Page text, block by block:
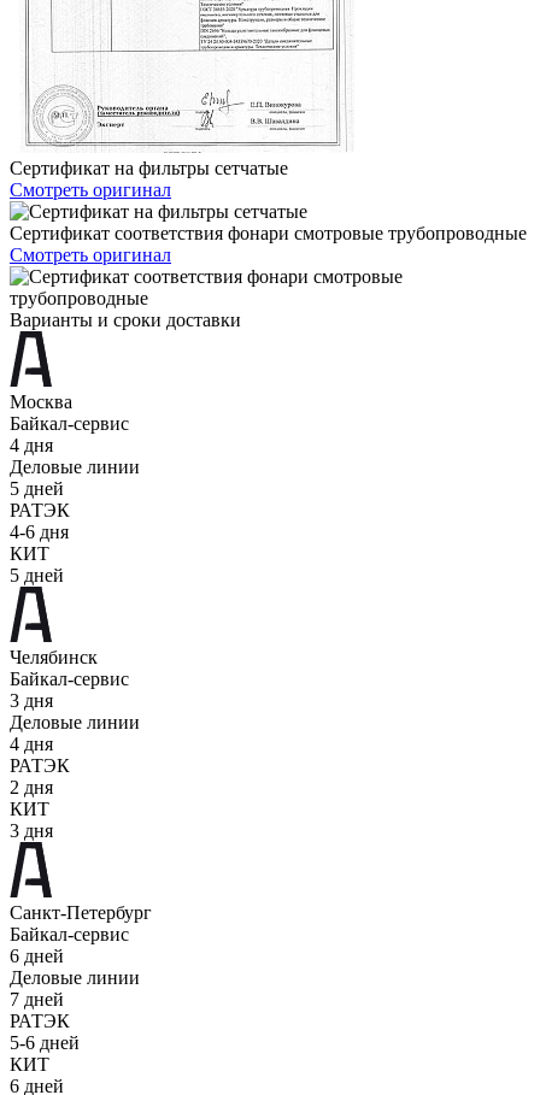
Сертификат на фильтры сетчатые
Смотреть оригинал
Сертификат соответствия фонари смотровые трубопроводные
Смотреть оригинал
Варианты и сроки доставки
Москва
Байкал-сервис
4 дня
Деловые линии
5 дней
РАТЭК
4-6 дня
КИТ
5 дней
Челябинск
Байкал-сервис
3 дня
Деловые линии
4 дня
РАТЭК
2 дня
КИТ
3 дня
Санкт-Петербург
Байкал-сервис
6 дней
Деловые линии
7 дней
РАТЭК
5-6 дней
КИТ
6 дней